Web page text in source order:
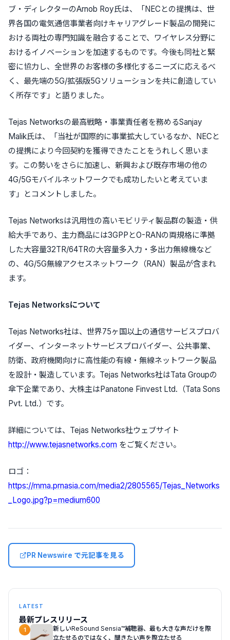
ブ・ディレクターのArnob Roy氏は、「NECとの提携は、世
界各国の電気通信事業者向けキャリアグレード製品の開発に
おける両社の専門知識を融合することで、ワイヤレス分野に
おけるイノベーションを加速するものです。今後も同社と緊
密に協力し、全世界のお客様の多様化するニーズに応えるべ
く、最先端の5G/拡張版5Gソリューションを共に創造してい
く所存です」と語りました。
Tejas Networksの最高戦略・事業責任者を務めるSanjay
Malik氏は、「当社が国際的に事業拡大しているなか、NECと
の提携により今回契約を獲得できたことをうれしく思いま
す。この勢いをさらに加速し、新興および既存市場の他の
4G/5Gモバイルネットワークでも成功したいと考えていま
す」とコメントしました。
Tejas Networksは汎用性の高いモビリティ製品群の製造・供
給大手であり、主力商品には3GPPとO-RANの両規格に準拠
した大容量32TR/64TRの大容量多入力・多出力無線機など
の、4G/5G無線アクセスネットワーク（RAN）製品が含まれ
ます。
Tejas Networksについて
Tejas Networks社は、世界75ヶ国以上の通信サービスプロバ
イダー、インターネットサービスプロバイダー、公共事業、
防衛、政府機関向けに高性能の有線・無線ネットワーク製品
を設計・製造しています。Tejas Networks社はTata Groupの
傘下企業であり、大株主はPanatone Finvest Ltd.（Tata Sons
Pvt. Ltd.）です。
詳細については、Tejas Networks社ウェブサイト
http://www.tejasnetworks.com をご覧ください。
ロゴ：
https://mma.prnasia.com/media2/2805565/Tejas_Networks
_Logo.jpg?p=medium600
PR Newswire で元記事を見る
LATEST
最新プレスリリース
1
新しいReSound Sensia™補聴器、最も大きな声だけを際
立たせるのではなく、聞きたい声を際立たせる